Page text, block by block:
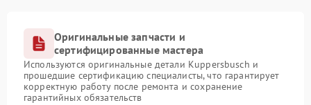
Оригинальные запчасти и
сертифицированные мастера
Используются оригинальные детали Kuppersbusch и
прошедшие сертификацию специалисты, что гарантирует
корректную работу после ремонта и сохранение
гарантийных обязательств